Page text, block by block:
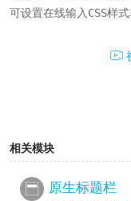
可设置在线输入CSS样
相关模块
原生标题栏